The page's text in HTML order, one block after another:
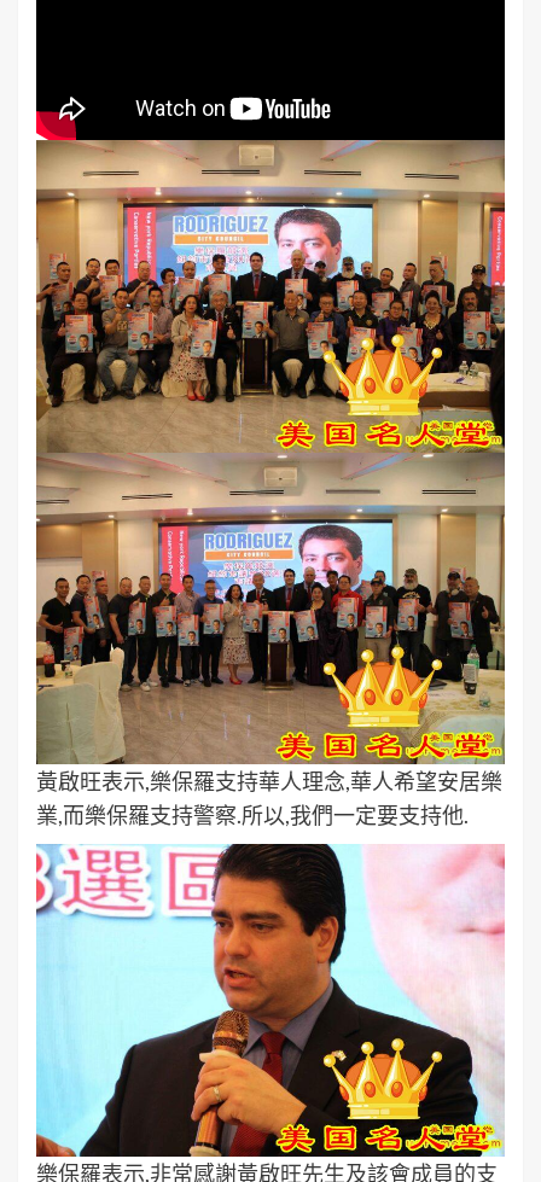
黃啟旺表示,樂保羅支持華人理念,華人希望安居樂
業,而樂保羅支持警察.所以,我們一定要支持他.
樂保羅表示,非常感謝黃啟旺先生及該會成員的支